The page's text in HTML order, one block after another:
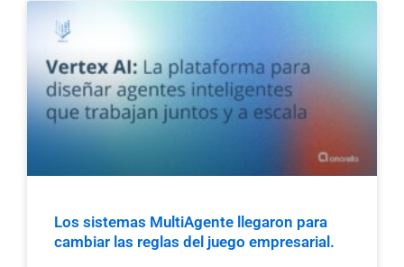
Los sistemas MultiAgente llegaron para
cambiar las reglas del juego empresarial.